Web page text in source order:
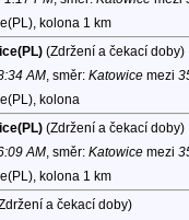
kolona 1 km
(Zdržení a čekací doby)
AM, směr: Katowicemezi
kolona
(Zdržení a čekací doby)
AM, směr: Katowicemezi
kolona 1 km
a čekací doby)